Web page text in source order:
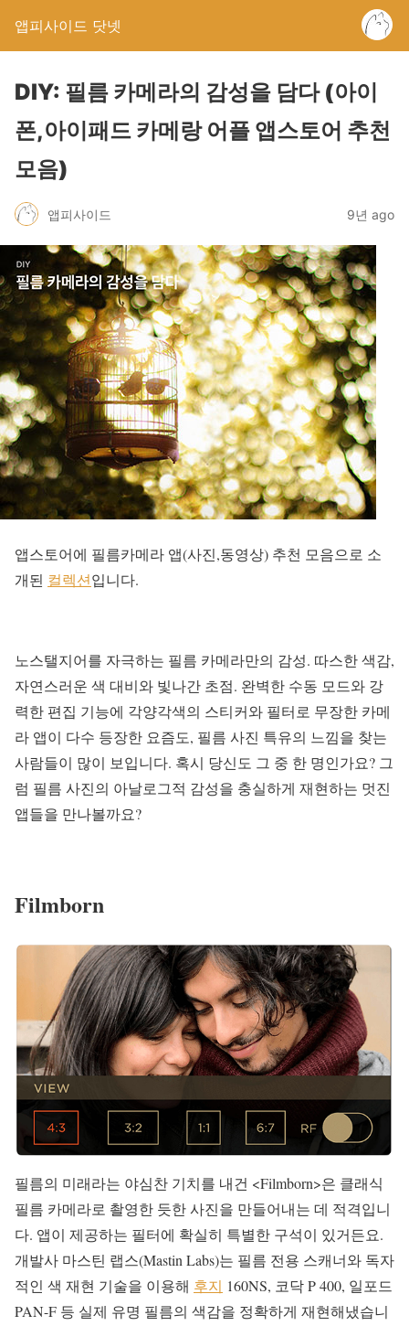
앱피사이드 닷넷
DIY: 필름 카메라의 감성을 담다 (아이
폰,아이패드 카메랑 어플 앱스토어 추천
모음)
앱피사이드 9년 ago
앱스토어에 필름카메라 앱(사진,동영상) 추천 모음으로 소
개된 컬렉션입니다.
노스탤지어를 자극하는 필름 카메라만의 감성. 따스한 색감,
자연스러운 색 대비와 빛나간 초점. 완벽한 수동 모드와 강
력한 편집 기능에 각양각색의 스티커와 필터로 무장한 카메
라 앱이 다수 등장한 요즘도, 필름 사진 특유의 느낌을 찾는
사람들이 많이 보입니다. 혹시 당신도 그 중 한 명인가요? 그
럼 필름 사진의 아날로그적 감성을 충실하게 재현하는 멋진
앱들을 만나볼까요?
Filmborn
필름의 미래라는 야심찬 기치를 내건 <Filmborn>은 클래식
필름 카메라로 촬영한 듯한 사진을 만들어내는 데 적격입니
다. 앱이 제공하는 필터에 확실히 특별한 구석이 있거든요.
개발사 마스틴 랩스(Mastin Labs)는 필름 전용 스캐너와 독자
적인 색 재현 기술을 이용해 후지 160NS, 코닥 P 400, 일포드
PAN-F 등 실제 유명 필름의 색감을 정확하게 재현해냈습니